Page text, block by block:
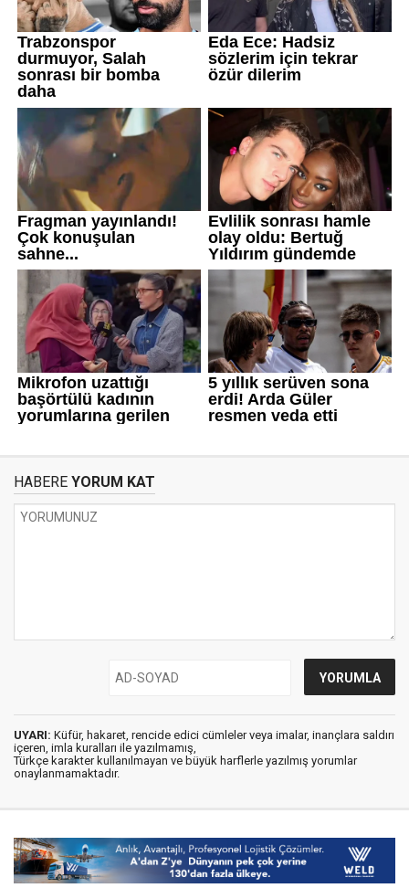
HABERE YORUM KAT
UYARI: Küfür, hakaret, rencide edici cümleler veya imalar, inançlara saldırı
içeren, imla kuralları ile yazılmamış,
Türkçe karakter kullanılmayan ve büyük harflerle yazılmış yorumlar
onaylanmamaktadır.